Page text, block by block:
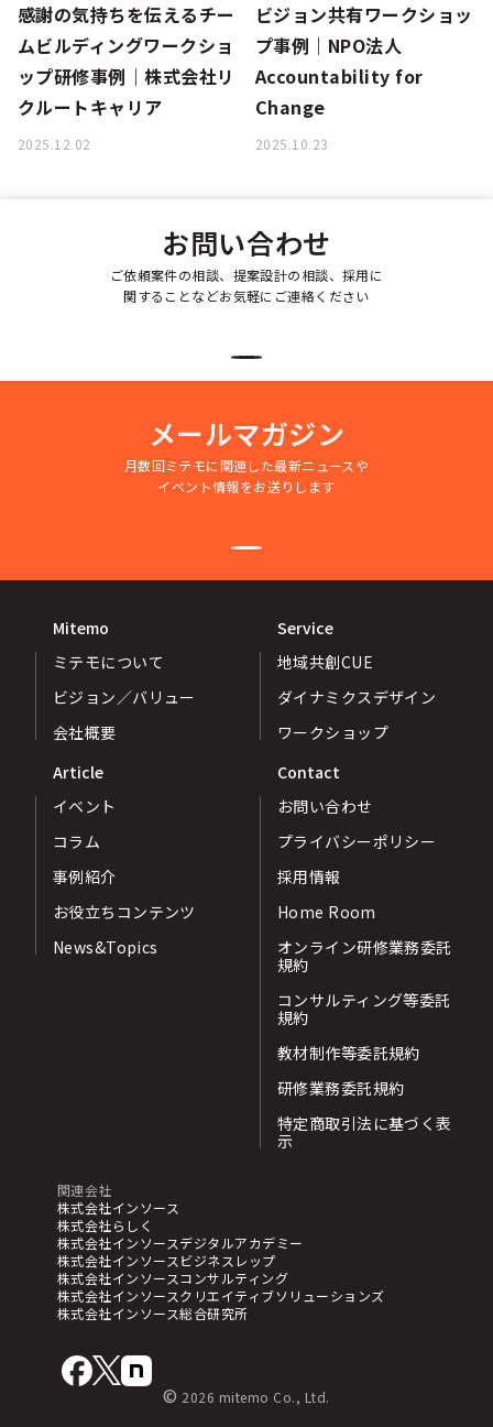
感謝の気持ちを伝えるチー
ムビルディングワークショ
ップ研修事例｜株式会社リ
クルートキャリア
2025.12.02
ビジョン共有ワークショッ
プ事例｜NPO法人
Accountability for
Change
2025.10.23
お問い合わせ
ご依頼案件の相談、提案設計の相談、採用に
関することなどお気軽にご連絡ください
メールマガジン
月数回ミテモに関連した最新ニュースや
イベント情報をお送りします
Mitemo
ミテモについて
ビジョン／バリュー
会社概要
Service
地域共創CUE
ダイナミクスデザイン
ワークショップ
Article
イベント
コラム
事例紹介
お役立ちコンテンツ
News&Topics
Contact
お問い合わせ
プライバシーポリシー
採用情報
Home Room
オンライン研修業務委託
規約
コンサルティング等委託
規約
教材制作等委託規約
研修業務委託規約
特定商取引法に基づく表
示
関連会社
株式会社インソース
株式会社らしく
株式会社インソースデジタルアカデミー
株式会社インソースビジネスレップ
株式会社インソースコンサルティング
株式会社インソースクリエイティブソリューションズ
株式会社インソース総合研究所
© 2026 mitemo Co., Ltd.